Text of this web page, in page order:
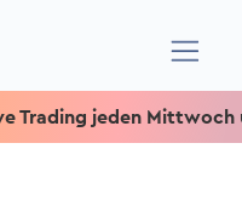
jeden Mittwoch um